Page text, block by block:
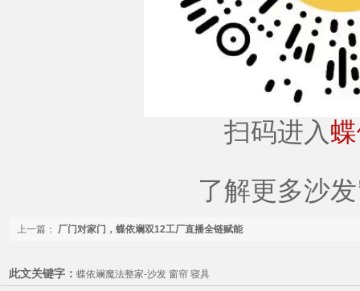
扫码进入
了解更多沙
上一篇： 厂门对家门，蝶依斓双12工厂直播全链赋能
此文关键字： 蝶依斓魔法整家-沙发 窗帘 寝具